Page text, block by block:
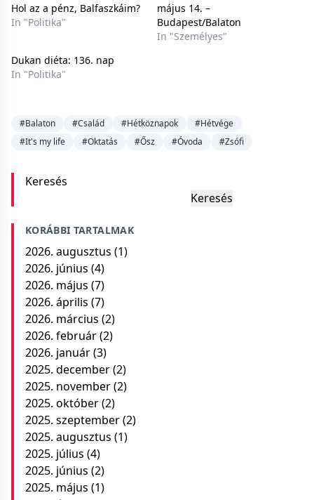
Hol az a pénz, Balfaszkáim?
In "Politika"
május 14. –
Budapest/Balaton
In "Személyes"
Dukan diéta: 136. nap
In "Politika"
#Balaton #Család #Hétköznapok
#Hétvége
#It's my life
#Oktatás #Ősz #Óvoda #Zsófi
Keresés
Keresés
KORÁBBI TARTALMAK
2026. augusztus (1)
2026. június (4)
2026. május (7)
2026. április (7)
2026. március (2)
2026. február(2)
2026. január(3)
2025. december(2)
2025. november(2)
2025. október(2)
2025. szeptember(2)
2025. augusztus (1)
2025. július (4)
2025. június (2)
2025. május (1)